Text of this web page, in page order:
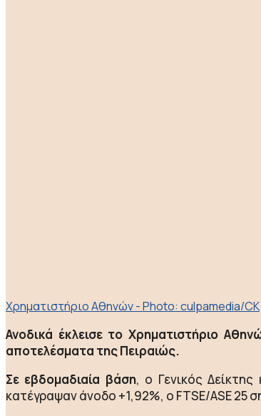
Χρηματιστήριο Αθηνών - Photo: culpamedia/CK
Ανοδικά έκλεισε το Χρηματιστήριο
αποτελέσματα της Πειραιώς.
Σε εβδομαδιαία βάση, ο Γενικός
κατέγραψαν άνοδο +1,92%, ο FTSE/ASE 25